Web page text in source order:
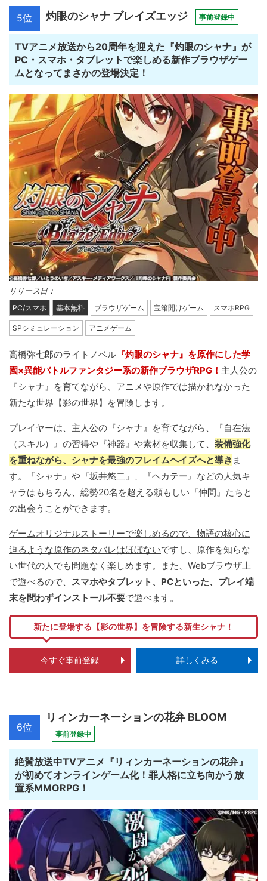
5位 灼眼のシャナ ブレイズエッジ 事前登録中
TVアニメ放送から20周年を迎えた『灼眼のシャナ』が
PC・スマホ・タブレットで楽しめる新作ブラウザゲー
ムとなってまさかの登場決定！
リリース日：
PC/スマホ 基本無料 ブラウザゲーム 宝箱開けゲーム スマホRPG
SPシミュレーション アニメゲーム
高橋弥七郎のライトノベル 『灼眼のシャナ』を原作にした学
園×異能バトルファンタジー系の新作ブラウザRPG！ 主人公の
『シャナ』を育てながら、アニメや原作では描かれなかった
新たな世界【影の世界】を冒険します。
プレイヤーは、主人公の『シャナ』を育てながら、『自在法
（スキル）』の習得や『神器』や素材を収集して、 装備強化
を重ねながら、シャナを最強のフレイムヘイズへと導き ま
す。『シャナ』や『坂井悠二』、『ヘカテー』などの人気キ
ャラはもちろん、総勢20名を超える頼もしい『仲間』たちと
の出会うことができます。
ゲームオリジナルストーリーで楽しめるので、物語の核心に
迫るような原作のネタバレはほぼないですし、原作を知らな
い世代の人でも問題なく楽しめます。また、Webブラウザ上
で遊べるので、 スマホやタブレット、PCといった、プレイ端
末を問わずインストール不要で遊べます。
新たに登場する【影の世界】を冒険する新生シャナ！
今すぐ事前登録 詳しくみる
6位
リィンカーネーションの花弁 BLOOM
事前登録中
絶賛放送中TVアニメ『リィンカーネーションの花弁』
が初めてオンラインゲーム化！罪人格に立ち向かう放
置系MMORPG！